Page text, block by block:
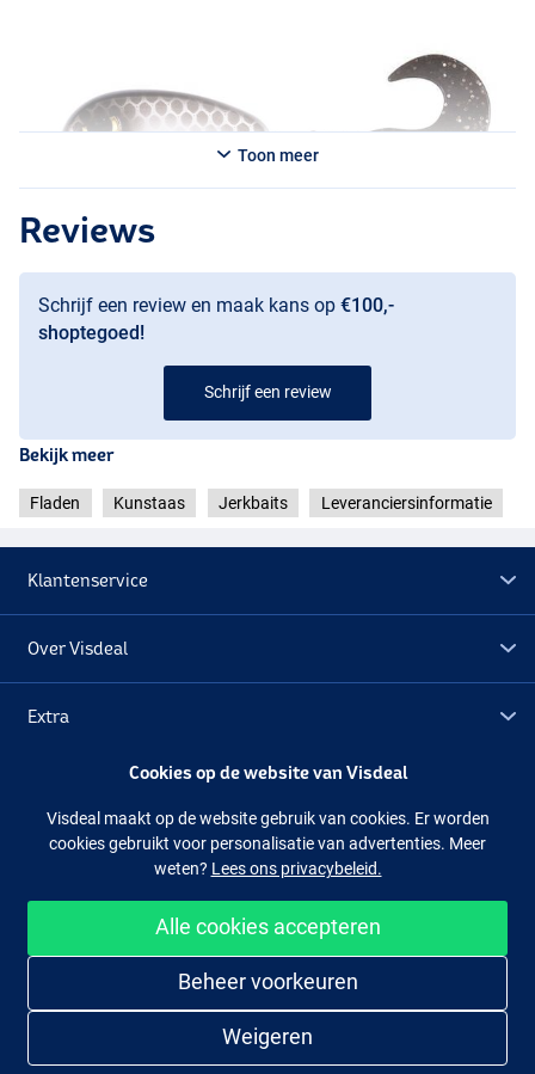
Orange Black Dots
Toon meer
Reviews
Schrijf een review en maak kans op €100,-
shoptegoed!
Schrijf een review
Bekijk meer
Fladen Kunstaas Jerkbaits Leveranciersinformatie
Klantenservice
Over Visdeal
Extra
Facebook Instagram
Makkelijk en veilig shoppen
Cookies op de website van Visdeal
Visdeal maakt op de website gebruik van cookies. Er worden
cookies gebruikt voor personalisatie van advertenties. Meer
weten? Lees ons privacybeleid.
Alle cookies accepteren
Beheer voorkeuren
Weigeren